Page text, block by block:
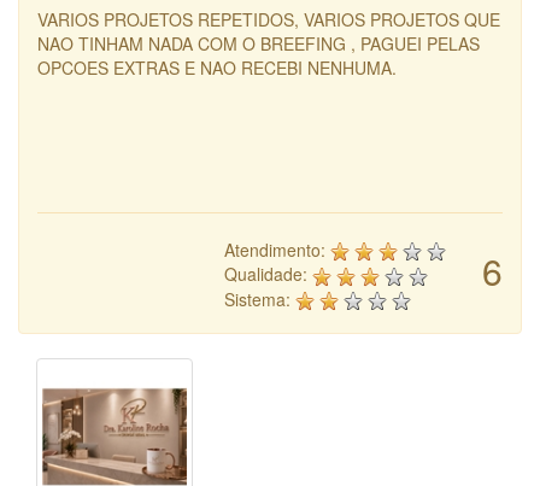
VARIOS PROJETOS REPETIDOS, VARIOS PROJETOS QUE
NAO TINHAM NADA COM O BREEFING , PAGUEI PELAS
OPCOES EXTRAS E NAO RECEBI NENHUMA.
6
Atendimento:
Qualidade:
Sistema: